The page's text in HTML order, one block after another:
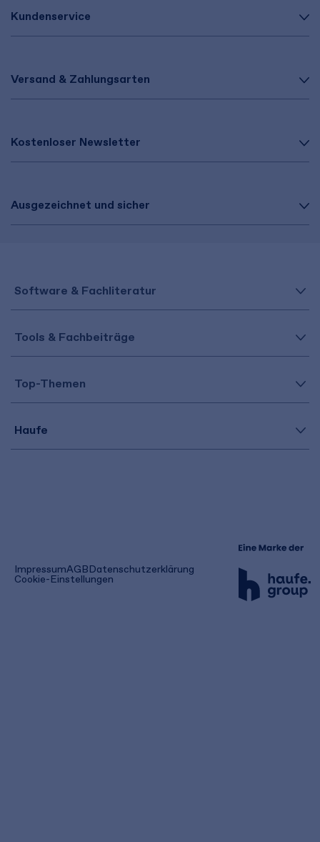
Kundenservice
Versand & Zahlungsarten
Kostenloser Newsletter
Ausgezeichnet und sicher
Software & Fachliteratur
Tools & Fachbeiträge
Top-Themen
Haufe
ImpressumAGB(öffnet
in
einem
Datenschutzerklärung
Cookie-Einstellungen